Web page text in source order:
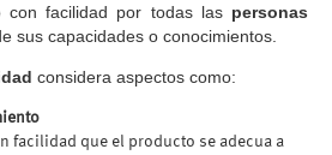
con facilidad por todas las personas
sus capacidades o conocimientos.
considera aspectos como:
facilidad que el producto se adecua a